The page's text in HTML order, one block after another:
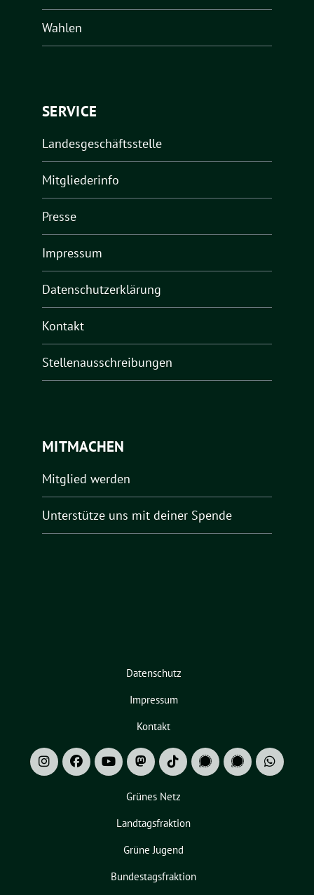
Wahlen
SERVICE
Landesgeschäftsstelle
Mitgliederinfo
Presse
Impressum
Datenschutzerklärung
Kontakt
Stellenausschreibungen
MITMACHEN
Mitglied werden
Unterstütze uns mit deiner Spende
Datenschutz
Impressum
Kontakt
Grünes Netz
Landtagsfraktion
Grüne Jugend
Bundestagsfraktion